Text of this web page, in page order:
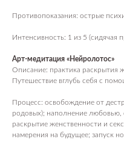
Противопоказания: острые
Интенсивность: 1 из 5 (сидячая
Арт-медитация «Нейролотос»
Описание: практика раскрытия
Путешествие вглубь себя с
Процесс: освобождение от
родовых); наполнение любовью,
раскрытие женственности и
намерения на будущее; запуск